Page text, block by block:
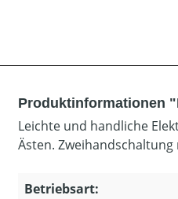
Produktinformationen
Leichte und handliche
Ästen.
Betriebsart: